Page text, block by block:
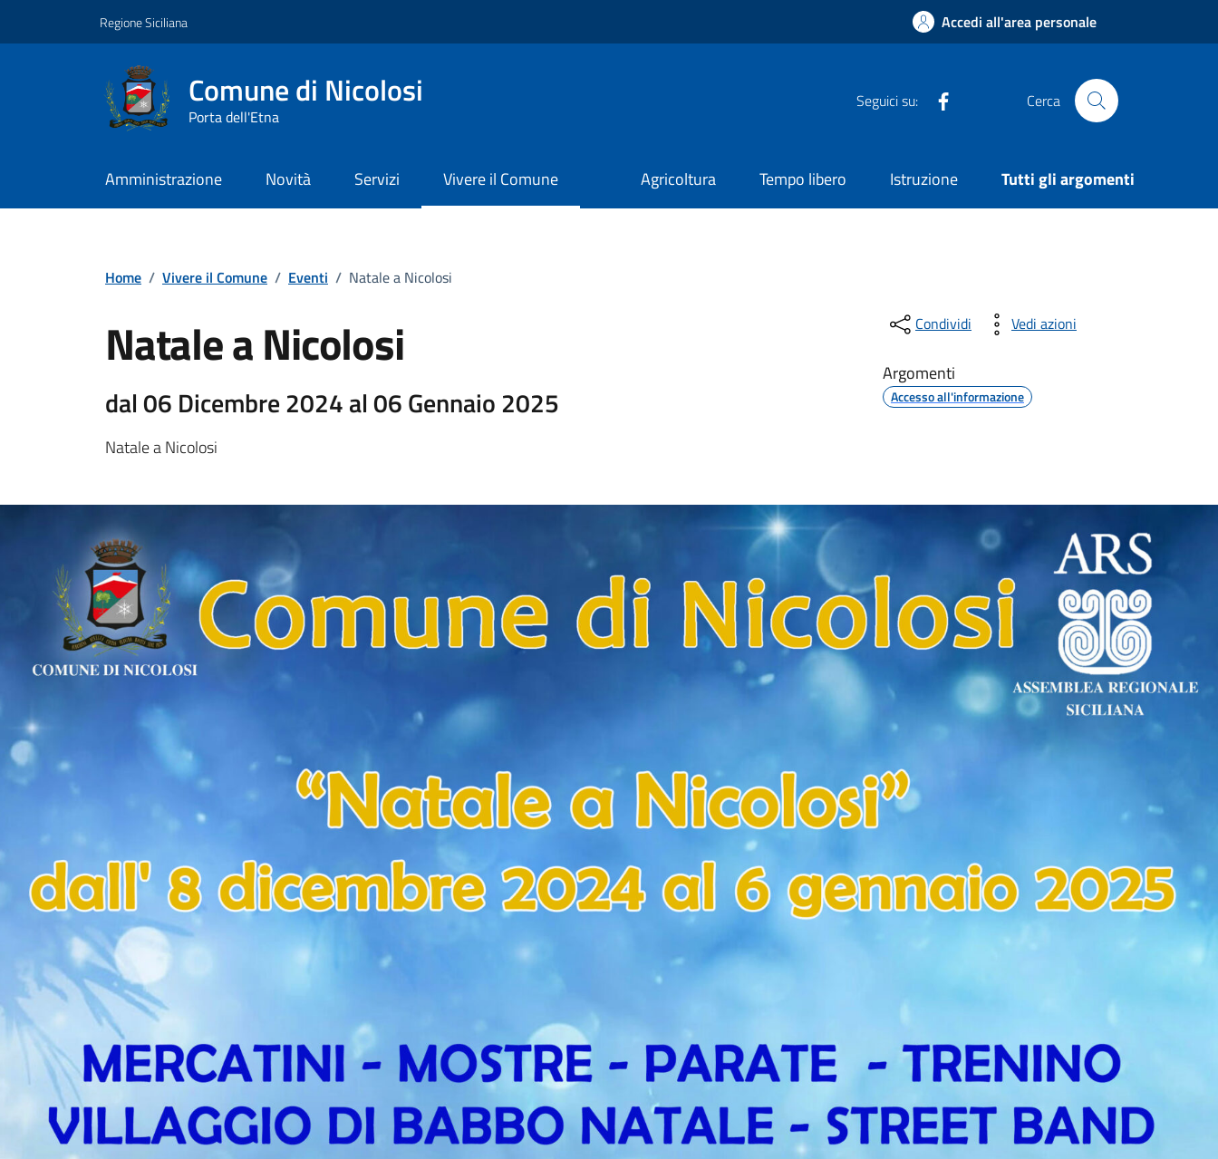
Regione Siciliana Accedi all'area personale
Comune di Nicolosi
Porta dell'Etna
Seguici su: Gruppo Consiliare Comune di Nicolosi
Cerca
Amministrazione Novità Servizi Vivere il Comune Agricoltura Tempo libero Istruzione Tutti gli argomenti
Home / Vivere il Comune / Eventi / Natale a Nicolosi
Natale a Nicolosi
dal 06 Dicembre 2024 al 06 Gennaio 2025
Natale a Nicolosi
Condividi Vedi azioni
Argomenti
Accesso all'informazione